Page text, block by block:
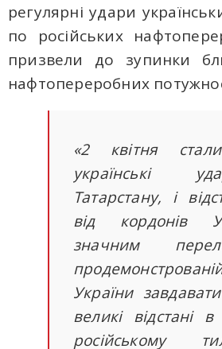
регулярні удари
по російських
призвели до зупинки
нафтопереробних
«2 квітня
українські
Татарстану, і
від кордонів
значним
України
великі відстані
російському